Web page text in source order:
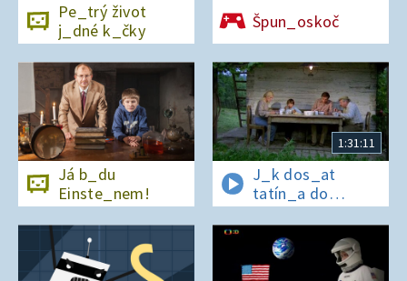
Pe_trý život
j_dné k_čky
Špun_oskoč
Já b_du
Einste_nem!
1:31:11
J_k dos_at
tatín_a do
polepš_vny